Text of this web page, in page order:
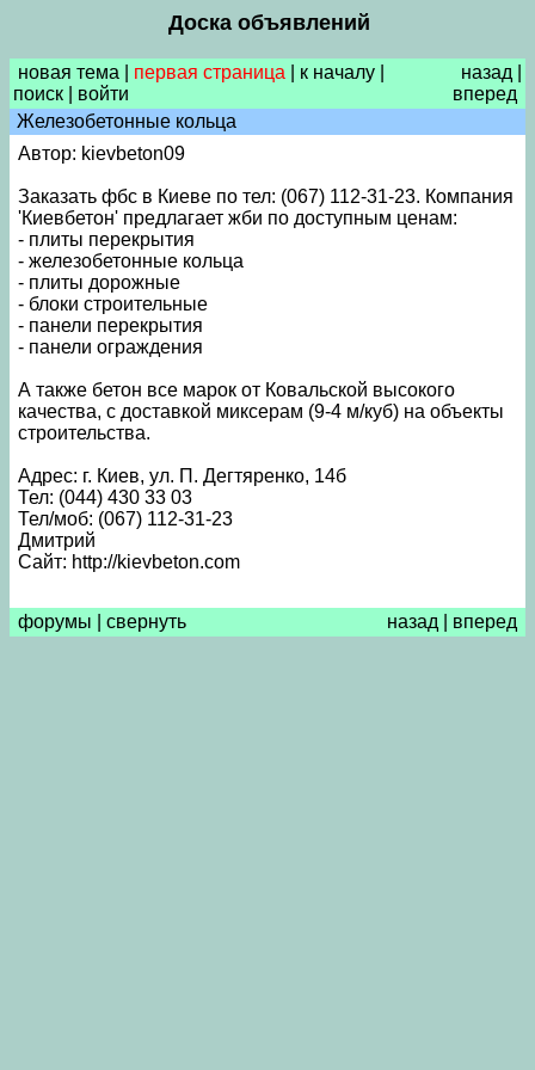
Доска объявлений
новая тема первая страница к началу
поиск
войти
назад
вперед
Железобетонные кольца
Автор: kievbeton09
Заказать фбс в Киеве по тел: (067) 112-31-23. Компания
'Киевбетон' предлагает жби по доступным ценам:
- плиты перекрытия
- железобетонные кольца
- плиты дорожные
- блоки строительные
- панели перекрытия
- панели ограждения
А также бетон все марок от Ковальской высокого
качества, с доставкой миксерам (9-4 м/куб) на объекты
строительства.
Адрес: г. Киев, ул. П. Дегтяренко, 14б
Тел: (044) 430 33 03
Тел/моб: (067) 112-31-23
Дмитрий
Сайт: http://kievbeton.com
форумы свернуть назад вперед